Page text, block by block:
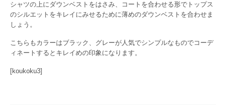
シャツの上にダウンベストをはさみ、コートを合わせる形でトップス
のシルエットをキレイにみせるために薄めのダウンベストを合わせま
しょう。
こちらもカラーはブラック、グレーが人気でシンプルなものでコーデ
ィネートするとキレイめの印象になります。
[koukoku3]